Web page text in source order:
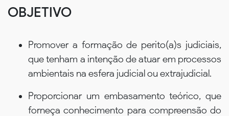
OBJETIVO
Promover a formação de perito(a)s judiciais,
que tenham a intenção de atuar em processos
ambientais na esfera judicial ou extrajudicial.
Proporcionar um embasamento teórico, que
forneça conhecimento para compreensão do